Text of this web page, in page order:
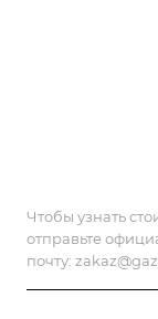
Чтобы узнать
отправьте
почту: